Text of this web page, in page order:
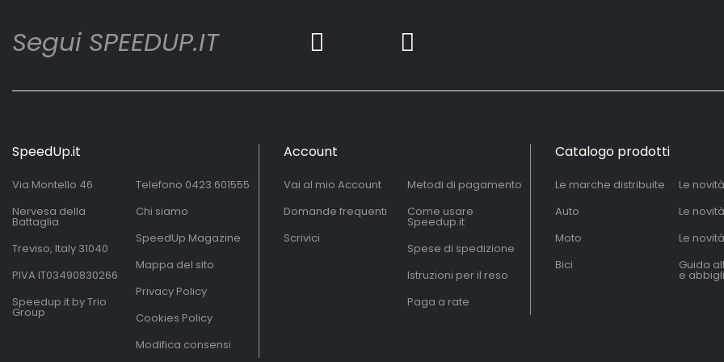
Segui SPEEDUP.IT
SpeedUp.it
Via Montello 46
Nervesa della
Battaglia
Treviso, Italy 31040
PIVA IT03490830266
Speedup.it by Trio
Group
Telefono 0423.601555
Chi siamo
SpeedUp Magazine
Mappa del sito
Privacy Policy
Cookies Policy
Modifica consensi
Account
Vai al mio Account
Domande frequenti
Scrivici
Metodi di pagamento
Come usare
Speedup.it
Spese di spedizione
Istruzioni per il reso
Paga a rate
Catalogo prodotti
Le marche distribuite
Auto
Moto
Bici
Le
Le
Le
Guida
e